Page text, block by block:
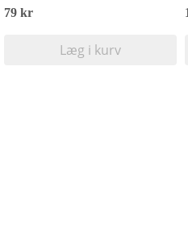
79 kr
Læg i kurv